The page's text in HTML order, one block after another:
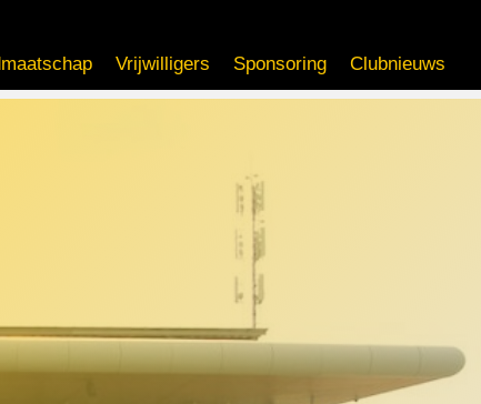
Vrijwilligers Sponsoring Clubnieuws